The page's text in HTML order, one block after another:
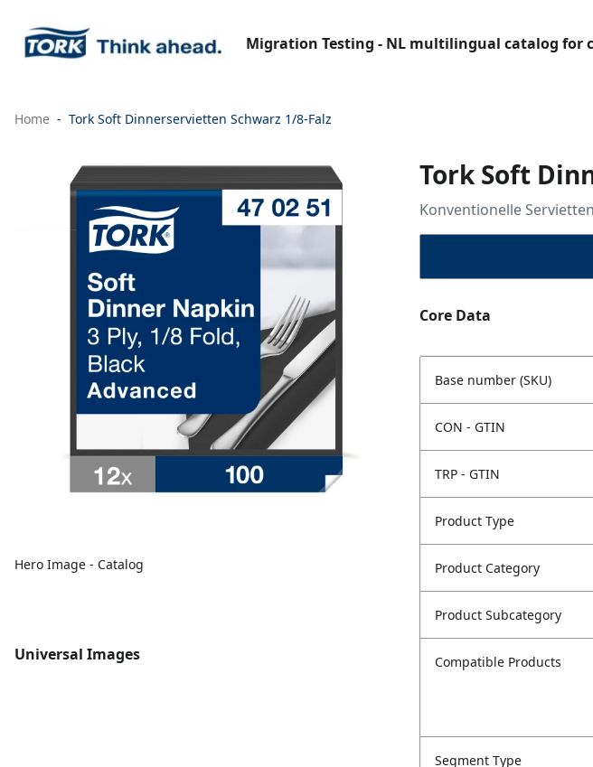
Migration Testing - NL multilingual catalog for
Home Tork Soft Dinnerservietten Schwarz 1/8-Falz
Hero Image - Catalog
Universal Images
Tork Soft
Konventionelle Servietten
Core Data
Base number (SKU)
CON - GTIN
TRP - GTIN
Product Type
Product Category
Product Subcategory
Compatible Products
Segment Type